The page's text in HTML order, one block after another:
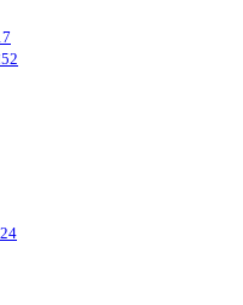
52
24